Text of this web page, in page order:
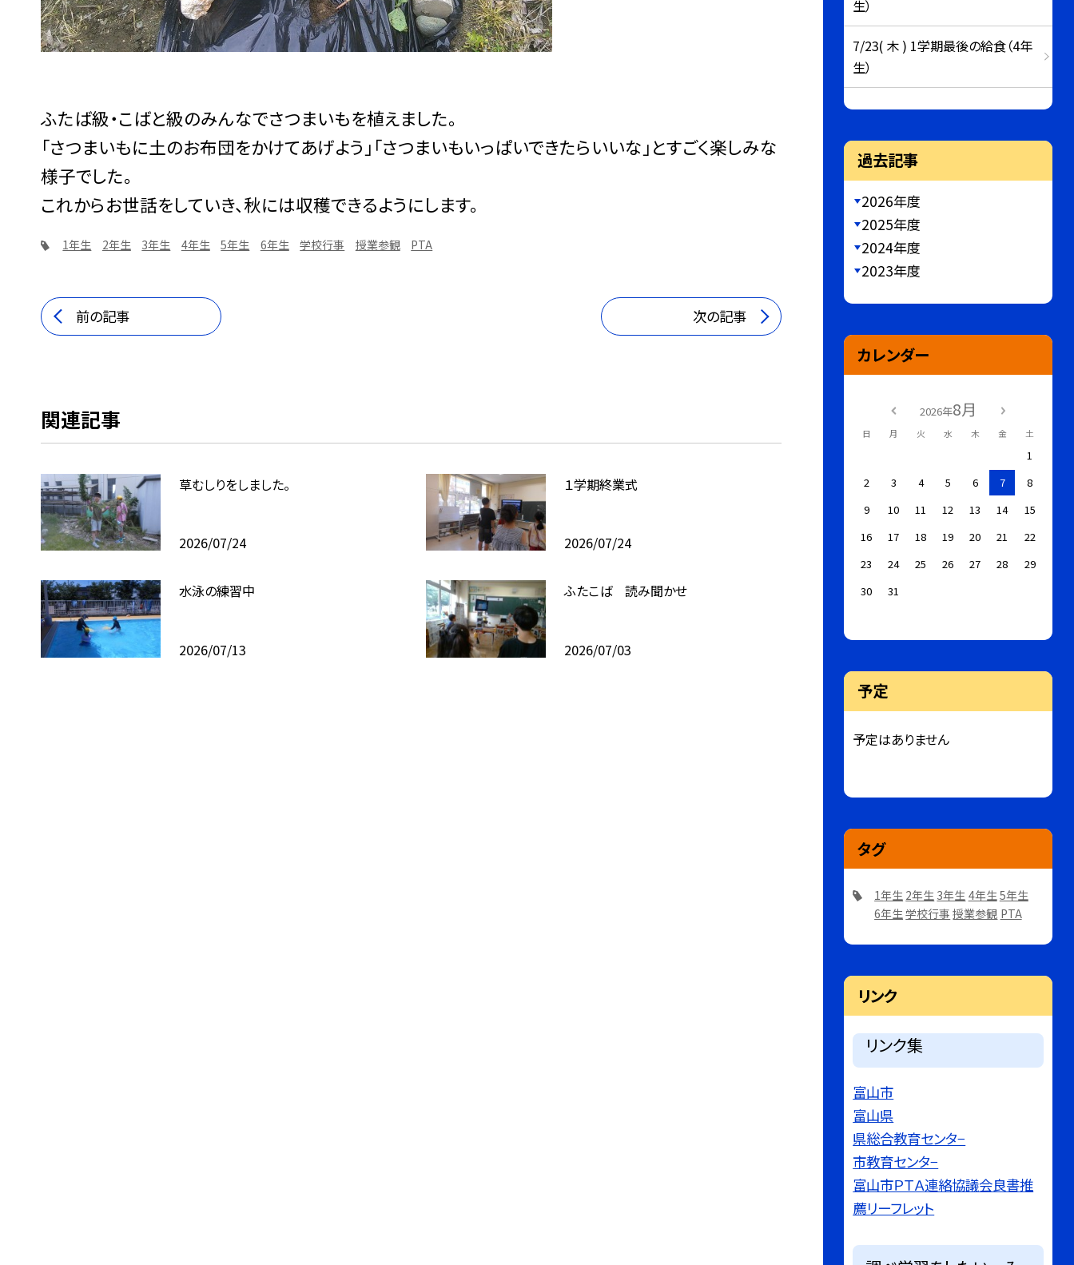
ふたば級・こばと級のみんなでさつまいもを植えました。
「さつまいもに土のお布団をかけてあげよう」「さつまいもいっぱいできたらいいな」とすごく楽しみな
様子でした。
これからお世話をしていき、秋には収穫できるようにします。
1年生 2年生 3年生 4年生 5年生 6年生 学校行事 授業参観 PTA
前の記事 次の記事
関連記事
草むしりをしました。
2026/07/24
１学期終業式
2026/07/24
水泳の練習中
2026/07/13
ふたこば 読み聞かせ
2026/07/03
生）
7/23( 木 ) 1学期最後の給食（4年
生）
過去記事
2026年度
2025年度
2024年度
2023年度
カレンダー
2026年8月
日 月 火 水 木 金 土
1
2
3 4 5 6 7
8
9
10 11 12 13 14
15
16
17 18 19 20 21
22
23
24 25 26 27 28
29
30
31
予定
予定はありません
タグ
1年生 2年生 3年生 4年生 5年生
6年生 学校行事 授業参観 PTA
リンク
リンク集
富山市
富山県
県総合教育センタ−
市教育センタ−
富山市ＰＴＡ連絡協議会良書推
薦リーフレット